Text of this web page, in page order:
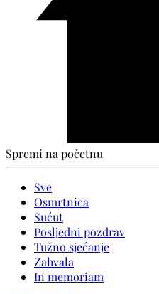
Spremi na početnu
Sve
Osmrtnica
Sućut
Posljedni pozdrav
Tužno sjećanje
Zahvala
In memoriam